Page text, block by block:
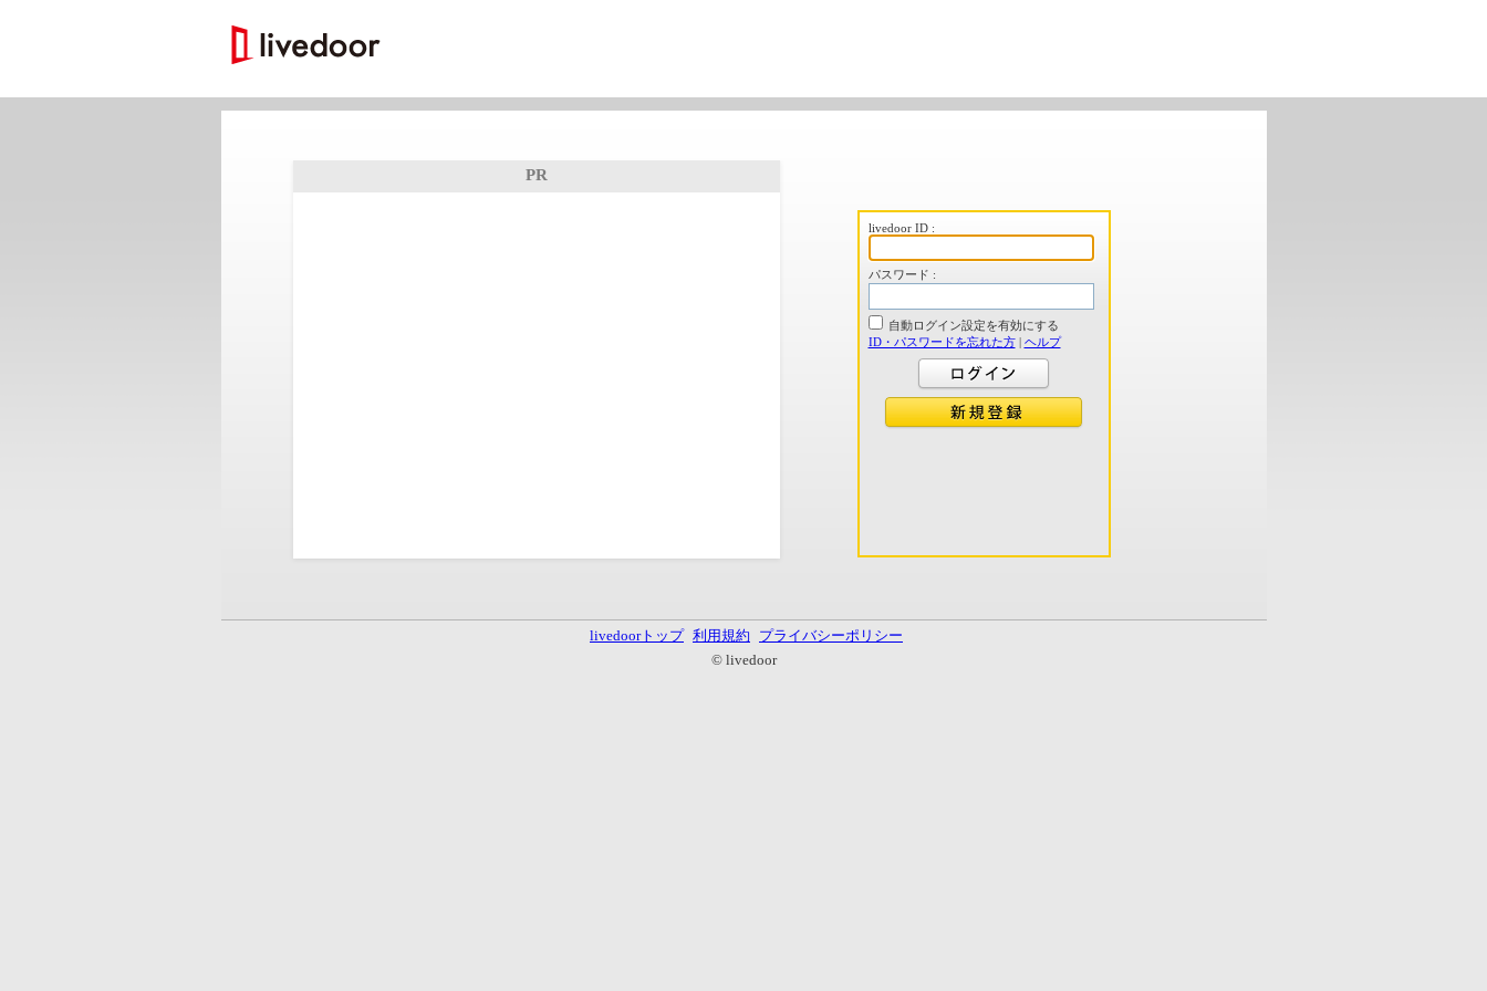
PR
livedoor ID :
パスワード :
自動ログイン設定を有効にする
ID・パスワードを忘れた方| ヘルプ
livedoorトップ 利用規約
プライバシーポリシー
© livedoor